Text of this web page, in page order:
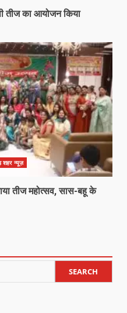
तीज का आयोजन किया
न्यूज़
तीज महोत्सव, सास-बहू के
SEARCH